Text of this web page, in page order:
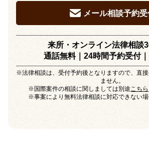
メール相談予約受
来所・オンライン法律相談
通話無料｜24時間予約受付｜
※法律相談は、受付予約後となりますので、直
ません。
※国際案件の相談に関しましては別途こちら
※事案により無料法律相談に対応できない場